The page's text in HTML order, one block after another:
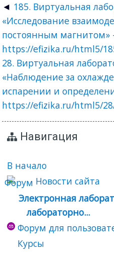
185. Виртуальная
«Исследование
постоянным магнитом»
https://efizika.ru/html5/
28. Виртуальная
«Наблюдение за
испарении и
https://efizika.ru/html5/
Навигация
В начало
Новости сайта
Электронная
лабораторно...
Форум для
Курсы